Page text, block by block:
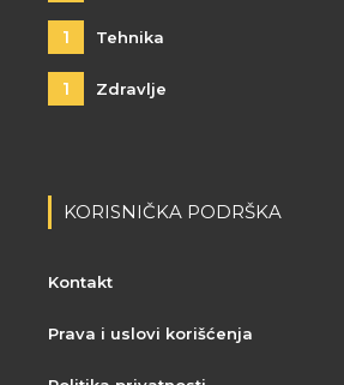
1 Tehnika
1 Zdravlje
KORISNIČKA PODRŠKA
Kontakt
Prava i uslovi korišćenja